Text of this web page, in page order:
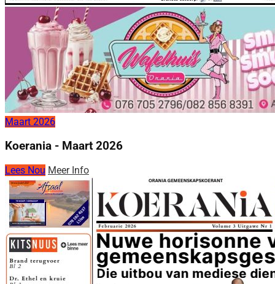
Maart 2026
Koerania - Maart 2026
Lees Nou Meer Info